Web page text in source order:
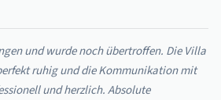
und wurde noch übertroffen. Die Villa
ruhig und die Kommunikation mit
und herzlich. Absolute